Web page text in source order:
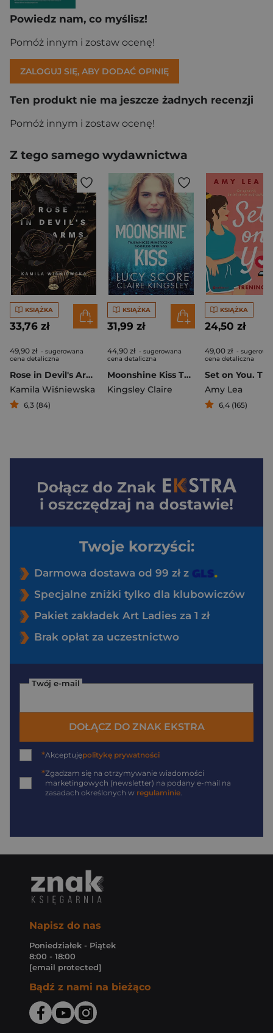
Powiedz nam, co myślisz!
Pomóż innym i zostaw ocenę!
ZALOGUJ SIĘ, ABY DODAĆ OPINIĘ
Ten produkt nie ma jeszcze żadnych recenzji
Pomóż innym i zostaw ocenę!
Z tego samego wydawnictwa
KSIĄŻKA
33,76 zł
49,90 zł - sugerowana
cena detaliczna
Rose in Devil's Arms. Miłość mimo wszystko
Kamila Wiśniewska
6,3 (84)
KSIĄŻKA
31,99 zł
44,90 zł - sugerowana
cena detaliczna
Moonshine Kiss Tajemnicze miasteczko Bootleg Springs
Kingsley Claire
KSIĄŻKA
24,50 zł
49,00 zł -
cena detaliczna
Amy Lea
6,4 (165)
Dołącz do Znak
i oszczędzaj na dostawie!
Twoje korzyści:
Darmowa dostawa od 99 zł z
Specjalne zniżki tylko dla klubowiczów
Pakiet zakładek Art Ladies za 1 zł
Brak opłat za uczestnictwo
Twój e-mail
DOŁĄCZ DO ZNAK EKSTRA
*Akceptujępolitykę prywatności
*Zgadzam się na otrzymywanie wiadomości
marketingowych (newsletter) na podany e-mail na
zasadach określonych w regulaminie.
Napisz do nas
Poniedziałek - Piątek
8:00 - 18:00
[email protected]
Bądź z nami na bieżąco